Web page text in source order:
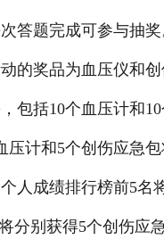
答题完成可参与抽奖
奖品为血压仪和创
包括10个血压计和
压计和5个创伤应急
人成绩排行榜前5名
分别获得5个创伤应